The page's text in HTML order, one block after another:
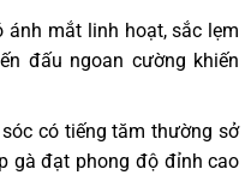
ánh mắt linh hoạt, sắc lẹm
đấu ngoan cường khiến
có tiếng tăm thường sở
gà đạt phong độ đỉnh cao